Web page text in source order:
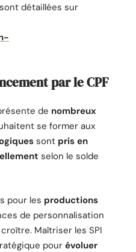
détaillées sur
par le CPF
de nombreux
se former aux
sont pris en
selon le solde
pour les productions
de personnalisation
Maîtriser les SPI
pour évoluer